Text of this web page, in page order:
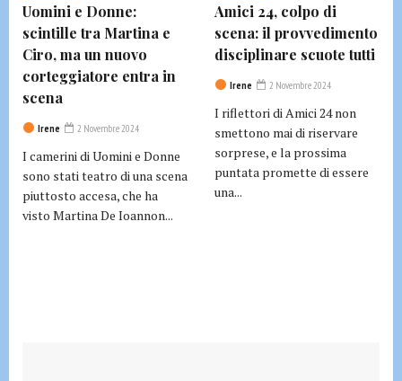
Uomini e Donne:
scintille tra Martina e
Ciro, ma un nuovo
corteggiatore entra in
scena
Irene 2 Novembre 2024
I camerini di Uomini e Donne
sono stati teatro di una scena
piuttosto accesa, che ha
visto Martina De Ioannon...
Amici 24, colpo di
scena: il provvedimento
disciplinare scuote tutti
Irene 2 Novembre 2024
I riflettori di Amici 24 non
smettono mai di riservare
sorprese, e la prossima
puntata promette di essere
una...